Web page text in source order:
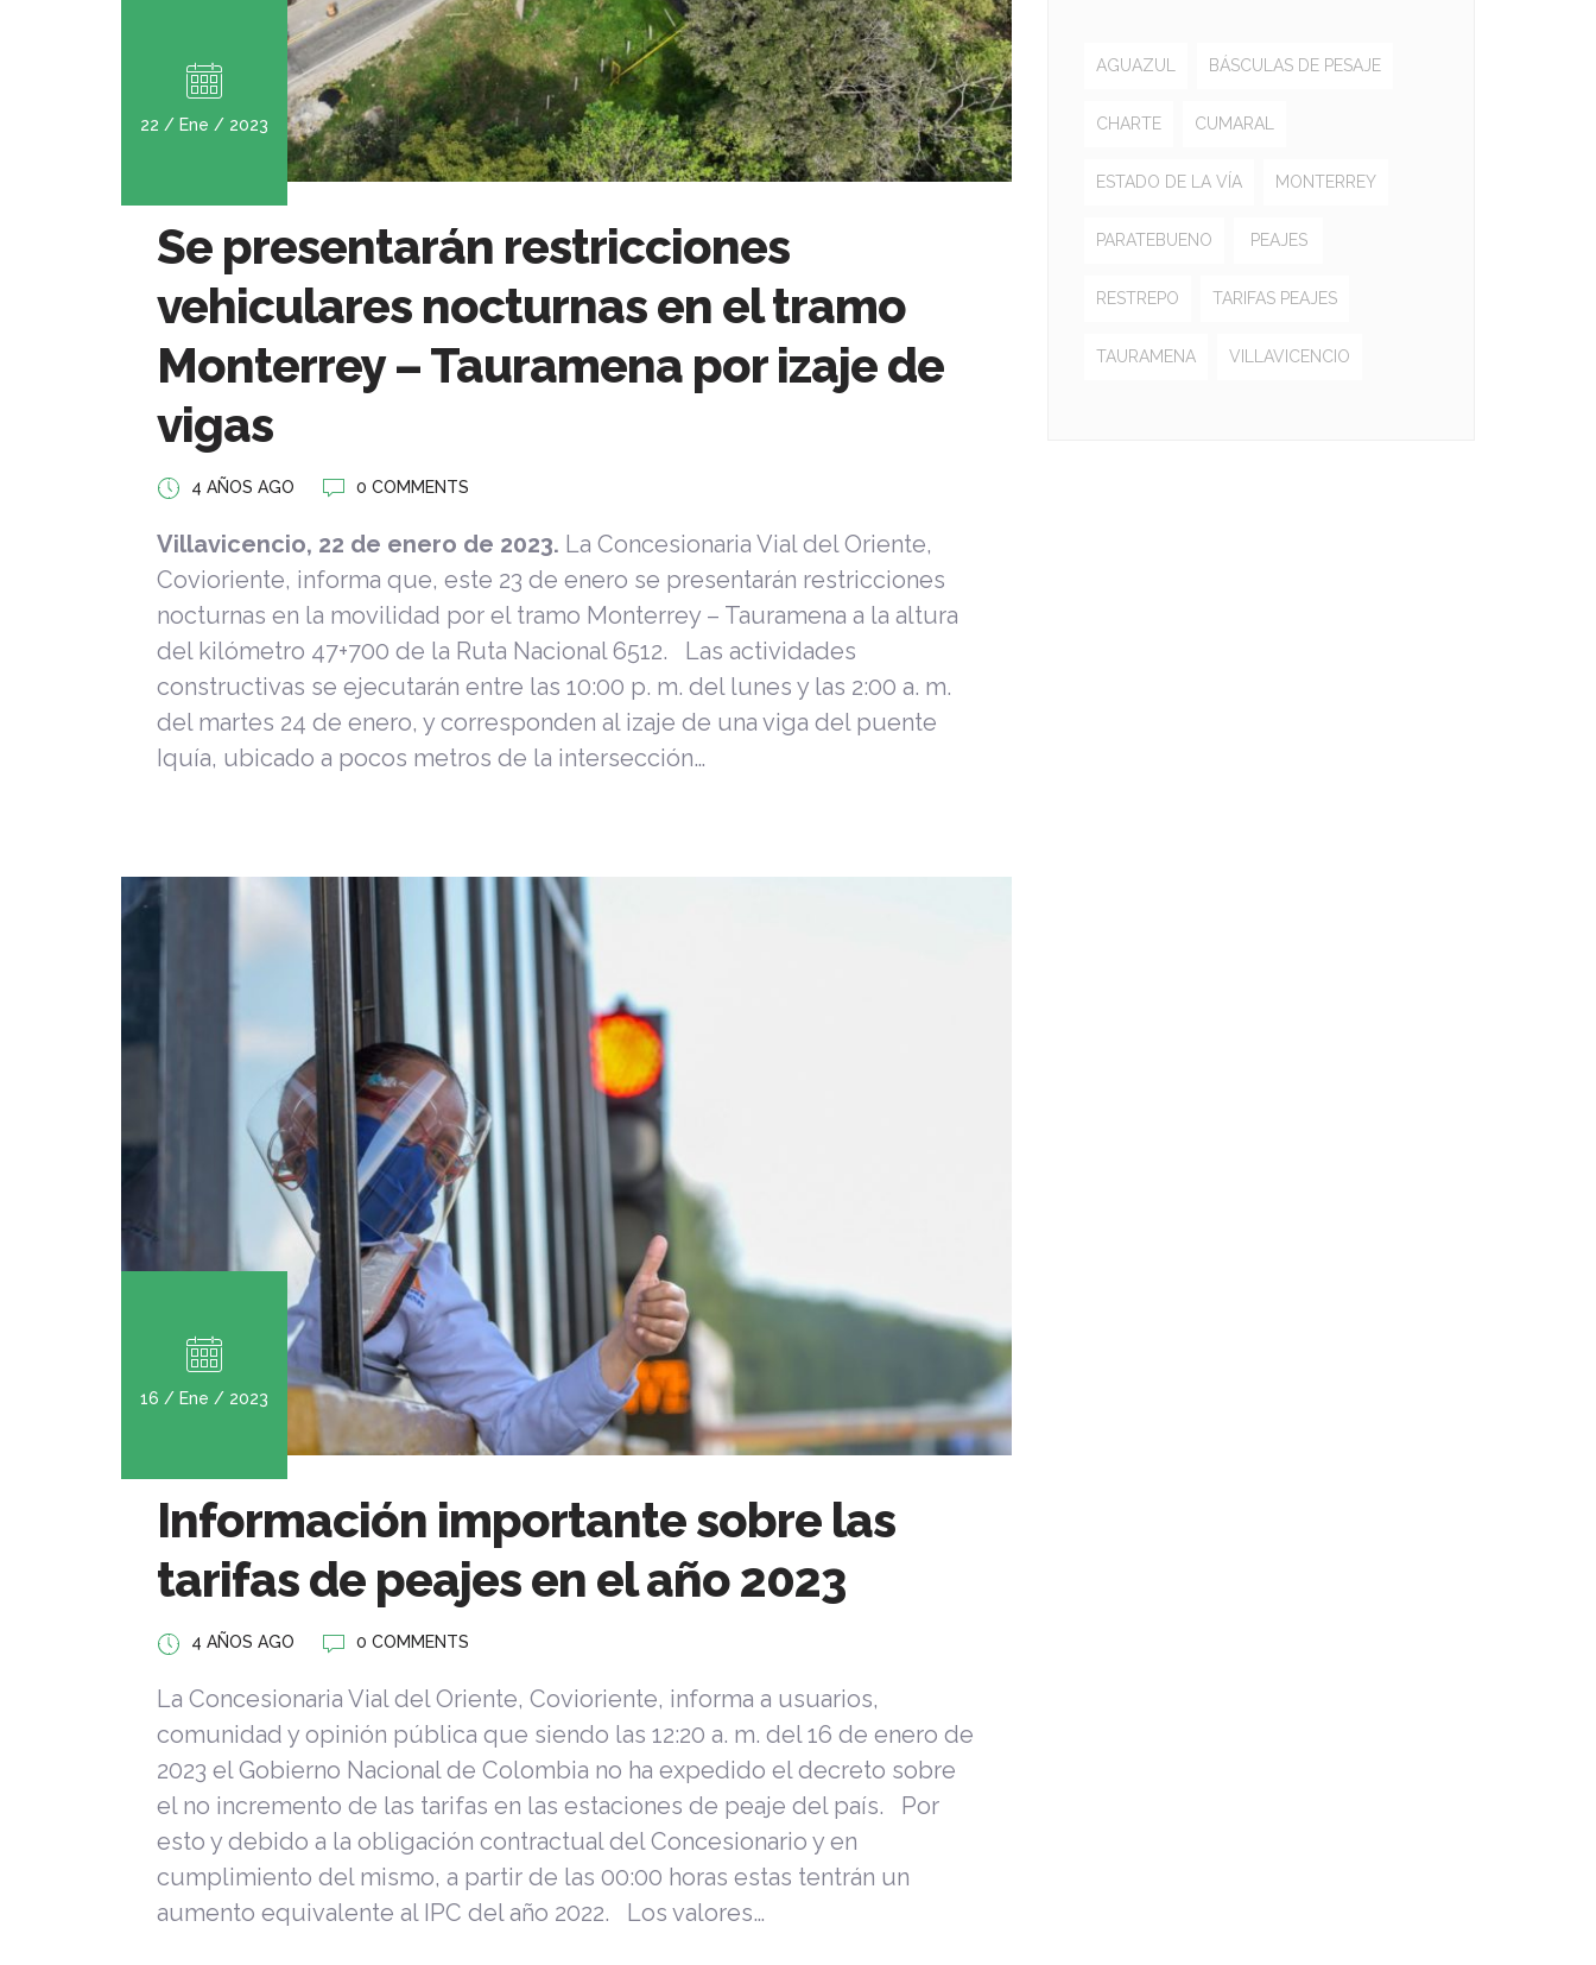
22 / Ene / 2023
Se presentarán restricciones
vehiculares nocturnas en el tramo
Monterrey – Tauramena por izaje de
vigas
4 AÑOS AGO 0 COMMENTS
Villavicencio, 22 de enero de 2023. La Concesionaria Vial del Oriente,
Covioriente, informa que, este 23 de enero se presentarán restricciones
nocturnas en la movilidad por el tramo Monterrey – Tauramena a la altura
del kilómetro 47+700 de la Ruta Nacional 6512. Las actividades
constructivas se ejecutarán entre las 10:00 p. m. del lunes y las 2:00 a. m.
del martes 24 de enero, y corresponden al izaje de una viga del puente
Iquía, ubicado a pocos metros de la intersección…
16 / Ene / 2023
Información importante sobre las
tarifas de peajes en el año 2023
4 AÑOS AGO 0 COMMENTS
La Concesionaria Vial del Oriente, Covioriente, informa a usuarios,
comunidad y opinión pública que siendo las 12:20 a. m. del 16 de enero de
2023 el Gobierno Nacional de Colombia no ha expedido el decreto sobre
el no incremento de las tarifas en las estaciones de peaje del país. Por
esto y debido a la obligación contractual del Concesionario y en
cumplimiento del mismo, a partir de las 00:00 horas estas tentrán un
aumento equivalente al IPC del año 2022. Los valores…
AGUAZUL BÁSCULAS DE PESAJE
CHARTE CUMARAL
ESTADO DE LA VÍA MONTERREY
PARATEBUENO PEAJES
RESTREPO TARIFAS PEAJES
TAURAMENA VILLAVICENCIO